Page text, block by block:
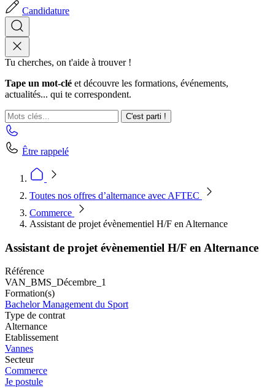
Candidature
Tu cherches, on t'aide à trouver !
Tape un mot-clé et découvre les formations, événements,
actualités... qui te correspondent.
C'est parti !
Être rappelé
Toutes nos offres d’alternance avec AFTEC
Commerce
Assistant de projet évènementiel H/F en Alternance
Assistant de projet évènementiel H/F en Alternance
Référence
VAN_BMS_Décembre_1
Formation(s)
Bachelor Management du Sport
Type de contrat
Alternance
Etablissement
Vannes
Secteur
Commerce
Je postule